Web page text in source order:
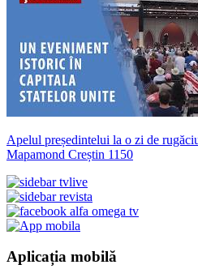
Apelul președintelui la o zi de
Mapamond Creștin 1150
Aplicația mobilă